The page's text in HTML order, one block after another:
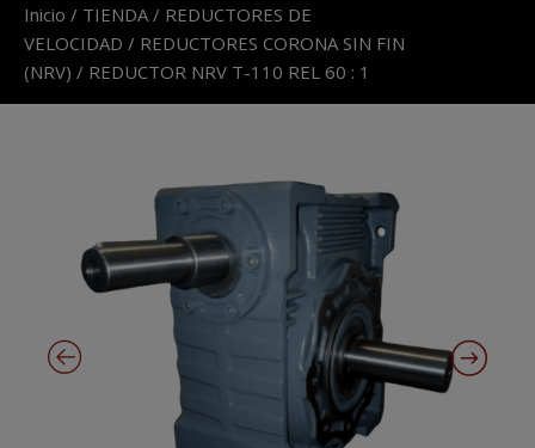
Inicio / TIENDA / REDUCTORES DE
VELOCIDAD / REDUCTORES CORONA SIN FIN
(NRV) / REDUCTOR NRV T-110 REL 60 : 1